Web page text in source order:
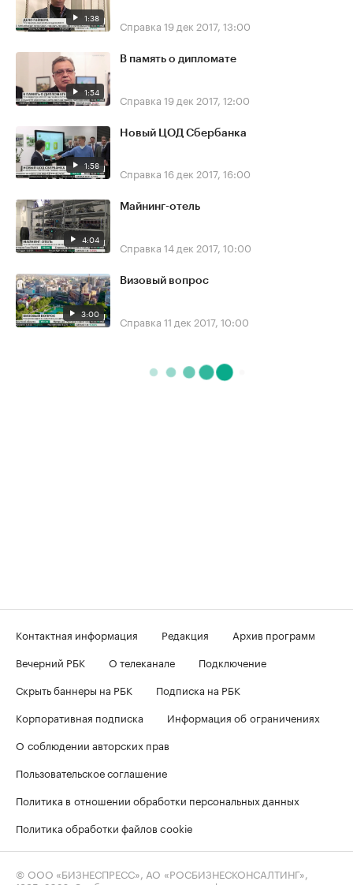
1:38 Справка 19 дек 2017, 13:00
1:54
В память о дипломате
Справка 19 дек 2017, 12:00
1:58
Новый ЦОД Сбербанка
Справка 16 дек 2017, 16:00
4:04
Майнинг-отель
Справка 14 дек 2017, 10:00
3:00
Визовый вопрос
Справка 11 дек 2017, 10:00
Контактная информация Редакция
Архив программ
Вечерний РБК
О телеканале
Подключение
Скрыть баннеры на РБК
Подписка на РБК
Корпоративная подписка
Информация об ограничениях
О соблюдении авторских прав
Пользовательское соглашение
Политика в отношении обработки персональных данных
Политика обработки файлов cookie
© ООО «БИЗНЕСПРЕСС», АО «РОСБИЗНЕСКОНСАЛТИНГ»,